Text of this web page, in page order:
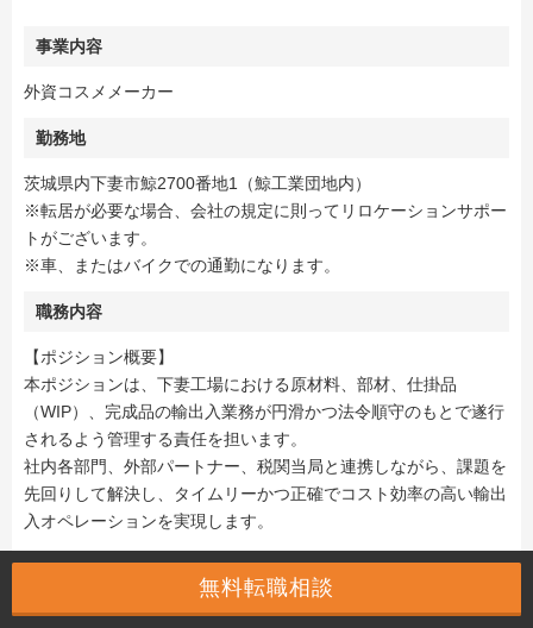
事業内容
外資コスメメーカー
勤務地
茨城県内下妻市鯨2700番地1（鯨工業団地内）
※転居が必要な場合、会社の規定に則ってリロケーションサポー
トがございます。
※車、またはバイクでの通勤になります。
職務内容
【ポジション概要】
本ポジションは、下妻工場における原材料、部材、仕掛品
（WIP）、完成品の輸出入業務が円滑かつ法令順守のもとで遂行
されるよう管理する責任を担います。
社内各部門、外部パートナー、税関当局と連携しながら、課題を
先回りして解決し、タイムリーかつ正確でコスト効率の高い輸出
入オペレーションを実現します。
・入庫トラックのスケジュール管理を行い、倉庫および生産性最
無料転職相談